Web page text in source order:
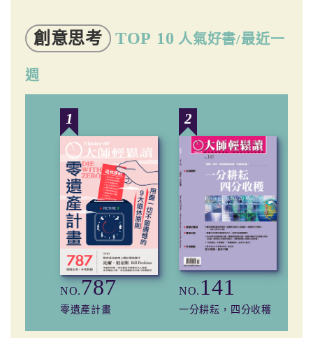
創意思考 TOP 10 人氣好書/最近一
週
1
NO.787
零遺產計畫
2
NO. 141
一分耕耘，四分收穫